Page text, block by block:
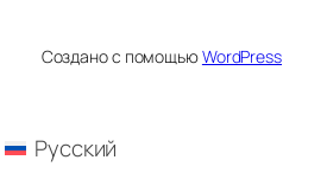
Создано с помощьюWordPress
Русский